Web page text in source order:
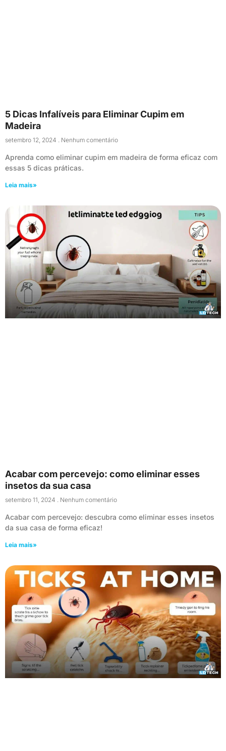
5 Dicas Infalíveis para Eliminar Cupim em
Madeira
setembro 12, 2024 Nenhum comentário
Aprenda como eliminar cupim em madeira de forma eficaz com
essas 5 dicas práticas.
Leia mais»
Acabar com percevejo: como eliminar esses
insetos da sua casa
setembro 11, 2024 Nenhum comentário
Acabar com percevejo: descubra como eliminar esses insetos
da sua casa de forma eficaz!
Leia mais»